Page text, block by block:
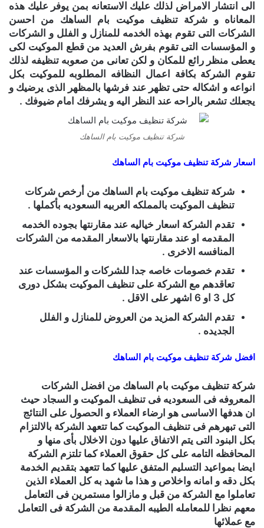
الى انتشار الامراض لذلك عليك الاستعانه بمن يوفر عليك هذه
المعاناه و شركة تنظيف موكيت بام الساهك من احسن
الشركات التى تقوم بهذه الخدمه للمنازل و الفلل و الشركات
و المؤسسات التى تقوم بفرش العديد من قطع الموكيت لكى
يعطى منظر رائع للمكان و لكن تعانى من صعوبه تنظيفه لذلك
تقوم الشركة بكافة اعمال النظافه المطلوبه للموكيت بكل
انواعه و اشكاله حتى تظهر عند فرشها بالمظهر الذى يرضيك و
يجعلك تشعر بالراحه عند النظر اليه و يشرفك امام ضيوفك .
شركة تنظيف موكيت بام الساهك
اسعار شركة تنظيف موكيت بام الساهك
شركة تنظيف موكيت بام الساهك من أرخص شركات
تنظيف الموكيت بالمملكه العربيه السعوديه بأكملها .
تقدم الشركة اسعار خياليه عند مقارنتها بجوده الخدمه
المقدمه او عند مقارنتها بالاسعار المقدمه من الشركات
المنافسه الاخرى .
تقدم خصومات خاصه جدا للشركات و المؤسسات عند
تعاقدهم مع الشركة على تنظيف الموكيت بشكل دورى
كل 3 او 6 اشهر على الاقل .
تقدم الشركة المزيد من العروض للمنازل و الفلل
الجديده .
افضل شركة تنظيف موكيت بام الساهك
شركة تنظيف موكيت بام الساهك من افضل الشركات
المعروفه فى السعوديه فى تنظيف الموكيت و السجاد حيث
ان هدفها الاساسى هو ارضاء العملاء و الحصول على النتائج
التى تبهرهم فى تنظيف الموكيت كما تتعهد الشركة بالالتزام
بكل البنود التى يتم الاتفاق عليها دون الاخلال بأى منها و
المحافظه التامه على كل حقوق العملاء كما تلتزم الشركة
ايضا بمواعيد التسليم المتفق عليها كما تتعهد بتقديم الخدمة
بكل دقه و امانه واخلاص و هذا ما شهد به كل العملاء الذين
تعاملوا مع الشركة من قبل و مازالوا مستمرين فى التعامل
معهم نظرا للمعامله الطيبه المقدمة من الشركة فى التعامل
مع عملائها